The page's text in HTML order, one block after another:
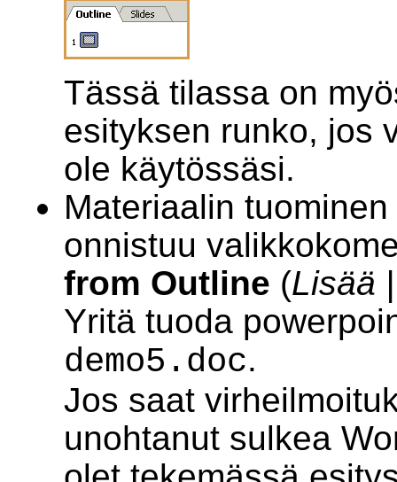
Tässä tilassa on
esityksen runko, jos
ole käytössäsi.
Materiaalin
onnistuu
from Outline (Lisää
Yritä tuoda
demo5.doc.
Jos saat
unohtanut sulkea